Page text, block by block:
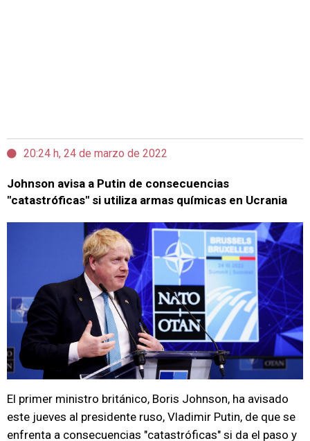
20:24 h, 24 de marzo de 2022
Johnson avisa a Putin de consecuencias
"catastróficas" si utiliza armas químicas en Ucrania
El primer ministro británico, Boris Johnson, ha avisado
este jueves al presidente ruso, Vladimir Putin, de que se
enfrenta a consecuencias "catastróficas" si da el paso y